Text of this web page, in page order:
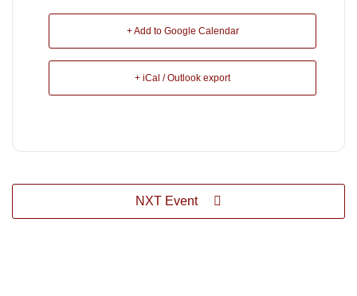
+ Add to Google Calendar
+ iCal / Outlook export
NXT Event